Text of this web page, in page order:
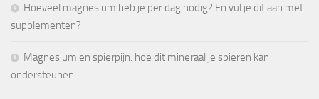
Hoeveel magnesium heb je per dag nodig? En vul je dit aan met
supplementen?
Magnesium en spierpijn: hoe dit mineraal je spieren kan
ondersteunen